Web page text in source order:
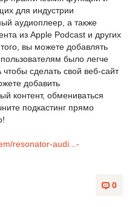
для индустрии
аудиоплеер, а также
из Apple Podcast и других
вы можете добавлять
было легче
сделать свой веб-сайт
добавить
контент, обмениваться
подкастинг прямо
resonator-audi...-
0